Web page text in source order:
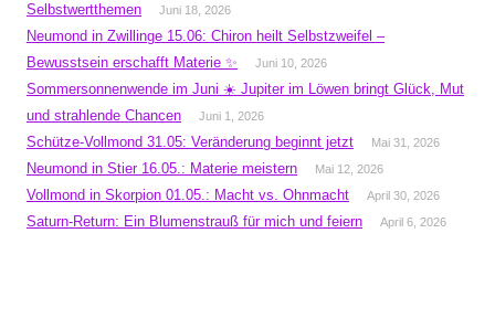
Selbstwertthemen
Juni 18, 2026
Neumond in Zwillinge 15.06: Chiron heilt Selbstzweifel –
Bewusstsein erschafft Materie ✨
Juni 10, 2026
Sommersonnenwende im Juni ☀️ Jupiter im Löwen bringt Glück, Mut
und strahlende Chancen
Juni 1, 2026
Schütze-Vollmond 31.05: Veränderung beginnt jetzt Mai 31, 2026
Neumond in Stier 16.05.: Materie meistern Mai 12, 2026
Vollmond in Skorpion 01.05.: Macht vs. Ohnmacht April 30, 2026
Saturn-Return: Ein Blumenstrauß für mich und feiern April 6, 2026